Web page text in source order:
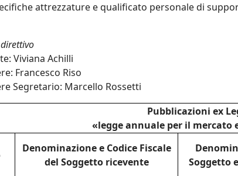
attrezzature e qualificato personale di
Viviana Achilli
Francesco Riso
Segretario: Marcello Rossetti
Pubblicazioni ex
«legge annuale per il mercato
Denominazione e Codice Fiscale
del Soggetto ricevente
Soggetto